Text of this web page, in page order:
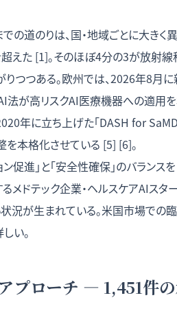
の道のりは、国・地域ごとに大き
た [1]。そのほぼ4分の3が放射線
つつある。欧州では、2026年8月
法が高リスクAI医療機器への適用
年に立ち上げた「DASH for
を本格化させている [5] [6]。
促進」と「安全性確保」のバラン
メドテック企業・ヘルスケアAIスタ
況が生まれている。米国市場での
い。
プローチ — 1,451件